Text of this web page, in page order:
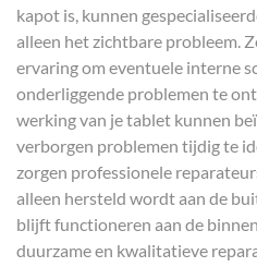
kapot is, kunnen
alleen het zichtbare probleem.
ervaring om eventuele interne
onderliggende problemen te
werking van je tablet kunnen
verborgen problemen tijdig te
zorgen professionele
alleen hersteld wordt aan de
blijft functioneren aan de
duurzame en kwalitatieve